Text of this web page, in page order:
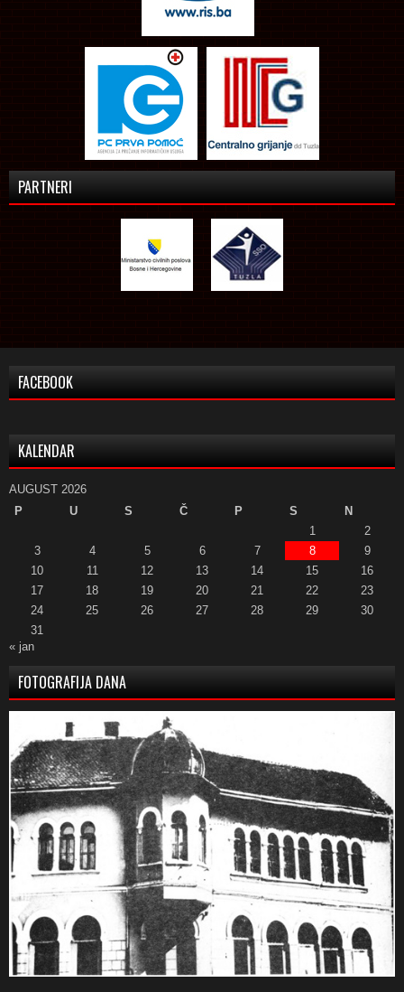
PARTNERI
FACEBOOK
KALENDAR
AUGUST 2026
P
U S Č P S
N
1
2
3
4 5 6 7 8
9
10
11 12 13 14 15
16
17
18 19 20 21 22
23
24
25 26 27 28 29
30
31
« jan
FOTOGRAFIJA DANA